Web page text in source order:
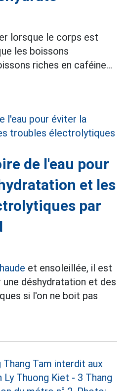
lorsque le corps est
les boissons
riches en caféine...
de l'eau pour
et les
par
et ensoleillée, il est
déshydratation et des
si l'on ne boit pas